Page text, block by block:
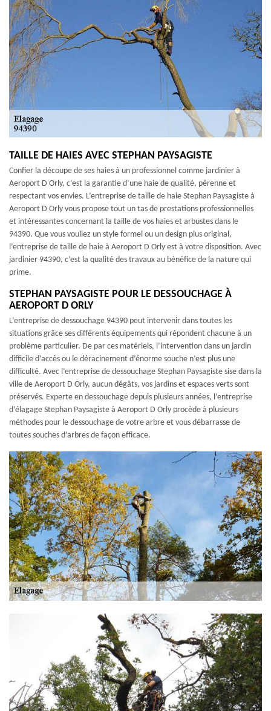
TAILLE DE HAIES AVEC STEPHAN PAYSAGISTE
Confier la découpe de ses haies à un professionnel comme jardinier à
Aeroport D Orly, c’est la garantie d’une haie de qualité, pérenne et
respectant vos envies. L’entreprise de taille de haie Stephan Paysagiste à
Aeroport D Orly vous propose tout un tas de prestations professionnelles
et intéressantes concernant la taille de vos haies et arbustes dans le
94390. Que vous vouliez un style formel ou un design plus original,
l’entreprise de taille de haie à Aeroport D Orly est à votre disposition. Avec
jardinier 94390, c’est la qualité des travaux au bénéfice de la nature qui
prime.
STEPHAN PAYSAGISTE POUR LE DESSOUCHAGE À
AEROPORT D ORLY
L’entreprise de dessouchage 94390 peut intervenir dans toutes les
situations grâce ses différents équipements qui répondent chacune à un
problème particulier. De par ces matériels, l’intervention dans un jardin
difficile d’accès ou le déracinement d’énorme souche n’est plus une
difficulté. Avec l’entreprise de dessouchage Stephan Paysagiste sise dans la
ville de Aeroport D Orly, aucun dégâts, vos jardins et espaces verts sont
préservés. Experte en dessouchage depuis plusieurs années, l’entreprise
d’élagage Stephan Paysagiste à Aeroport D Orly procède à plusieurs
méthodes pour le dessouchage de votre arbre et vous débarrasse de
toutes souches d’arbres de façon efficace.